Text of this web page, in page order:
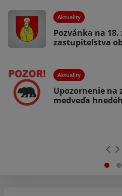
Aktuality
Pozvánka na
zastupiteľstva
Aktuality
Upozornenie na
medveďa